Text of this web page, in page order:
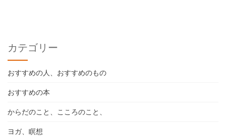
カテゴリー
おすすめの人、おすすめのもの
おすすめの本
からだのこと、こころのこと、
ヨガ、瞑想